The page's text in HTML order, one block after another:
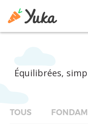
Équilibrées,
TOUS